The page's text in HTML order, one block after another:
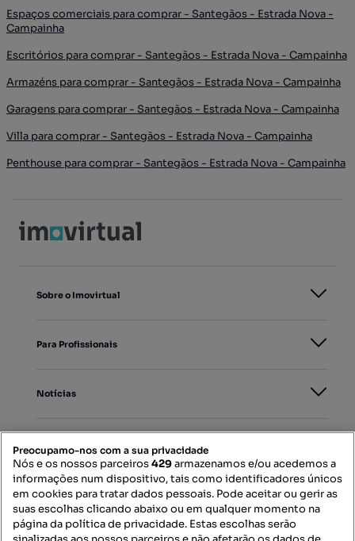
Espaços comerciais para comprar - Santegãos - Estrada Nova -
Campainha
Escritórios para comprar - Santegãos - Estrada Nova - Campainha
Armazéns para comprar - Santegãos - Estrada Nova - Campainha
Garagens para comprar - Santegãos - Estrada Nova - Campainha
Villa para comprar - Santegãos - Estrada Nova - Campainha
Penthouse para comprar - Santegãos - Estrada Nova - Campainha
Sobre o Imovirtual
Para Profissionais
Notícias
Mapa do Site
Preocupamo-nos com a sua privacidade
Nós e os nossos parceiros429armazenamos e/ou acedemos a
informações num dispositivo, tais como identificadores únicos
em cookies para tratar dados pessoais. Pode aceitar ou gerir as
suas escolhas clicando abaixo ou em qualquer momento na
página da política de privacidade. Estas escolhas serão